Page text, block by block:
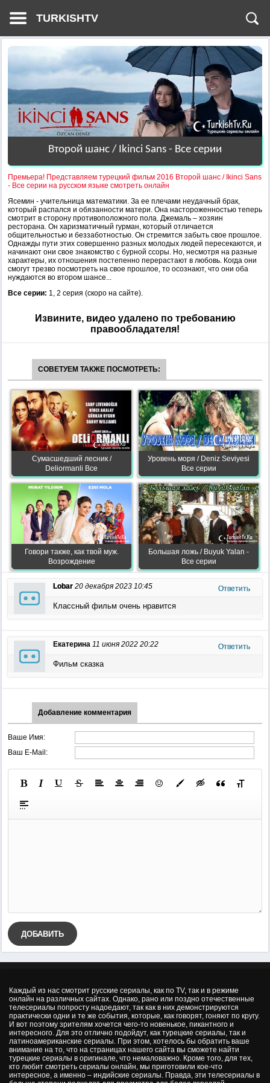
TURKISHTV
Второй шанс / Ikinci Sans - Все серии
Премьера! Представляем турецкий фильм 2016 Второй шанс / Ikinci Sans
- Все серии на русском языке смотреть онлайн
Ясемин - учительница математики. За ее плечами неудачный брак,
который распался и обязанности матери. Она настороженностью теперь
смотрит в сторону противоположного пола. Джемаль – хозяин
ресторана. Он харизматичный гурман, который отличается
общительностью и беззаботностью. Он стремится забыть свое прошлое.
Однажды пути этих совершенно разных молодых людей пересекаются, и
начинают они свое знакомство с бурной ссоры. Но, несмотря на разные
характеры, их отношения постепенно перерастают в любовь. Когда они
смогут трезво посмотреть на свое прошлое, то осознают, что они оба
нуждаются во втором шансе...
Все серии: 1, 2 серия (скоро на сайте).
Извините, видео удалено по требованию
правообладателя!
СОВЕТУЕМ ТАКЖЕ ПОСМОТРЕТЬ:
Сумасшедший лесник /
Deliormanli Все
Уровень моря / Deniz Seviyesi
Все серии
Говори также, как твой муж.
Возрождение
Большая ложь / Buyuk Yalan -
Все серии
Lobar 20 декабря 2023 10:45 Ответить
Классный фильм очень нравится
Екатерина 11 июня 2022 20:22 Ответить
Фильм сказка
Добавление комментария
Ваше Имя:
Ваш E-Mail:
ДОБАВИТЬ
Каждый из нас смотрит русские сериалы, как по TV, так и в режиме
онлайн на различных сайтах. Однако, рано или поздно отечественные
телесериалы попросту надоедают, так как в них демонстрируются
практически одни и те же события, которые, как говорят, гоняют по кругу.
И вот поэтому зрителям хочется чего-то новенькое, пикантного и
интересного. Для это отлично подойдут, как турецкие сериалы, так и
латиноамериканские сериалы. При этом, хотелось бы обратить ваше
внимание на то, что на страницах нашего сайта вы сможете найти
турецкие сериалы в оригинале, что немаловажно. Кроме того, для тех,
кто любит смотреть сериалы онлайн, мы приготовили кое-что
интересное, а именно – индийские сериалы. Правда, эти телесериалы в